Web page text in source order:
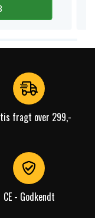
fragt over 299,-
CE - Godkendt